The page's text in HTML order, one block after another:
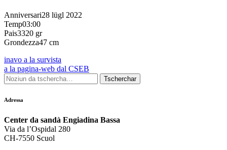
Anniversari28 lügl 2022
Temp03:00
Pais3320 gr
Grondezza47 cm
inavo a la survista
a la pagina-web dal CSEB
Adressa
Center da sandà Engiadina Bassa
Via da l’Ospidal 280
CH-7550 Scuol